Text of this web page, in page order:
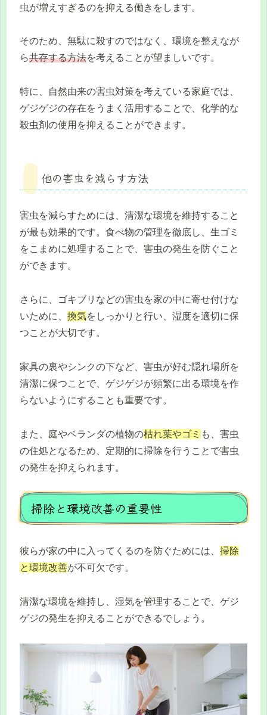
虫が増えすぎるのを抑える働きをします。
そのため、無駄に殺すのではなく、環境を整えなが
ら共存する方法を考えることが望ましいです。
特に、自然由来の害虫対策を考えている家庭では、
ゲジゲジの存在をうまく活用することで、化学的な
殺虫剤の使用を抑えることができます。
他の害虫を減らす方法
害虫を減らすためには、清潔な環境を維持すること
が最も効果的です。食べ物の管理を徹底し、生ゴミ
をこまめに処理することで、害虫の発生を防ぐこと
ができます。
さらに、ゴキブリなどの害虫を家の中に寄せ付けな
いために、 換気をしっかりと行い、湿度を適切に保
つことが大切です。
家具の裏やシンクの下など、害虫が好む隠れ場所を
清潔に保つことで、ゲジゲジが頻繁に出る環境を作
らないようにすることも重要です。
また、庭やベランダの植物の枯れ葉やゴミ も、害虫
の住処となるため、定期的に掃除を行うことで害虫
の発生を抑えられます。
掃除と環境改善の重要性
彼らが家の中に入ってくるのを防ぐためには、 掃除
と環境改善が不可欠です。
清潔な環境を維持し、湿気を管理することで、ゲジ
ゲジの発生を抑えることができるでしょう。